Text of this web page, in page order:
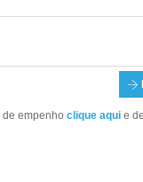
empenho clique aqui e